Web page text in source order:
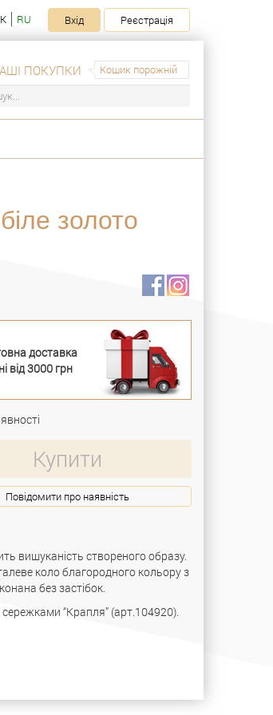
RU Вхід Реєстрація
Кошик порожній
ПОКУПКИ
золото
доставка
від 3000 грн
Купити
Повідомити про наявність
вишуканість створеного образу.
коло благородного кольору з
без застібок.
“Крапля” (арт.104920).